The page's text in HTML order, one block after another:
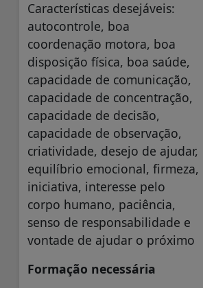
Características desejáveis:
autocontrole, boa
coordenação motora, boa
disposição física, boa saúde,
capacidade de comunicação,
capacidade de concentração,
capacidade de decisão,
capacidade de observação,
criatividade, desejo de ajudar,
equilíbrio emocional, firmeza,
iniciativa, interesse pelo
corpo humano, paciência,
senso de responsabilidade e
vontade de ajudar o próximo
Formação necessária